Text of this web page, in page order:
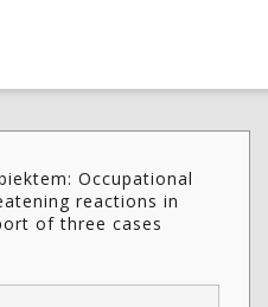
Occupational
reactions in
of three cases